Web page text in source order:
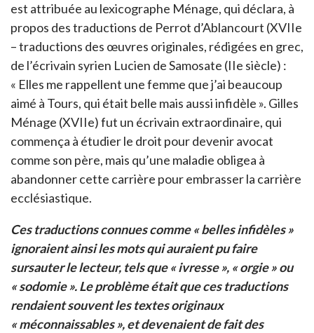
est attribuée au lexicographe Ménage, qui déclara, à
propos des traductions de Perrot d’Ablancourt (XVIIe
– traductions des œuvres originales, rédigées en grec,
de l’écrivain syrien Lucien de Samosate (IIe siècle) :
« Elles me rappellent une femme que j’ai beaucoup
aimé à Tours, qui était belle mais aussi infidèle ». Gilles
Ménage (XVIIe) fut un écrivain extraordinaire, qui
commença à étudier le droit pour devenir avocat
comme son père, mais qu’une maladie obligea à
abandonner cette carrière pour embrasser la carrière
ecclésiastique.
Ces traductions connues comme « belles infidèles »
ignoraient ainsi les mots qui auraient pu faire
sursauter le lecteur, tels que « ivresse », « orgie » ou
« sodomie ». Le problème était que ces traductions
rendaient souvent les textes originaux
« méconnaissables », et devenaient de fait des